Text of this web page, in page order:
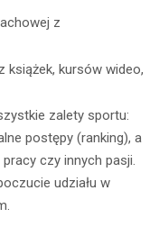
z
książek, kursów wideo,
zalety sportu:
postępy (ranking), a
czy innych pasji.
udziału w